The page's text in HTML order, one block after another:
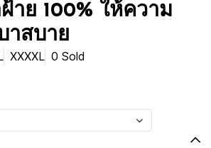
าย 100% ให้ความ
าสบาย
XXXXL 0 Sold